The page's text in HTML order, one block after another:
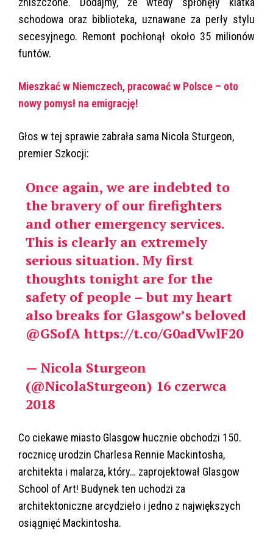
schodowa oraz biblioteka, uznawane za perły stylu
secesyjnego. Remont pochłonął około 35 milionów
funtów.
Mieszkać w Niemczech, pracować w Polsce – oto
nowy pomysł na emigrację!
Głos w tej sprawie zabrała sama Nicola Sturgeon,
premier Szkocji:
Once again, we are indebted to
the bravery of our firefighters
and other emergency services.
This is clearly an extremely
serious situation. My first
thoughts tonight are for the
safety of people – but my heart
also breaks for Glasgow’s beloved
@GSofA https://t.co/G0adVwlF20
— Nicola Sturgeon
(@NicolaSturgeon) 16 czerwca
2018
Co ciekawe miasto Glasgow hucznie obchodzi 150.
rocznicę urodzin Charlesa Rennie Mackintosha,
architekta i malarza, który… zaprojektował Glasgow
School of Art! Budynek ten uchodzi za
architektoniczne arcydzieło i jedno z największych
osiągnięć Mackintosha.